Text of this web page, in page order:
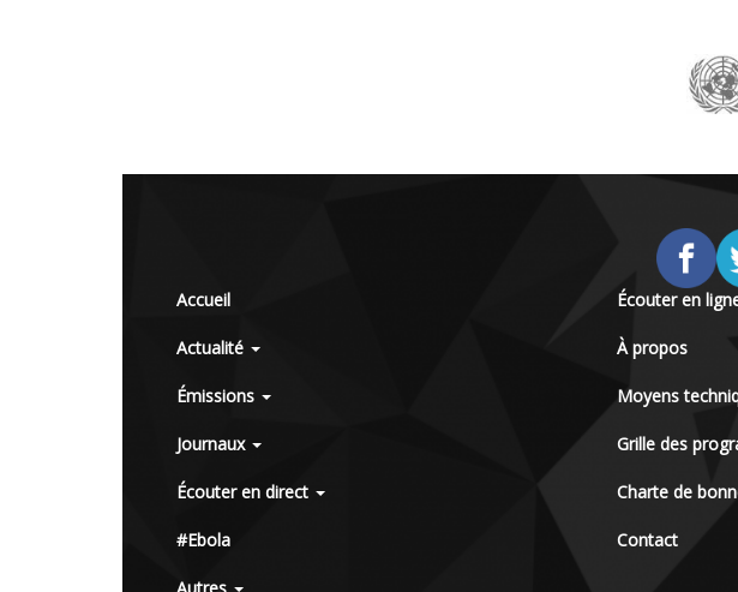
Accueil
Actualité
Émissions
Journaux
Écouter en direct
#Ebola
Écouter en
À propos
Moyens
Grille des
Charte de
Contact